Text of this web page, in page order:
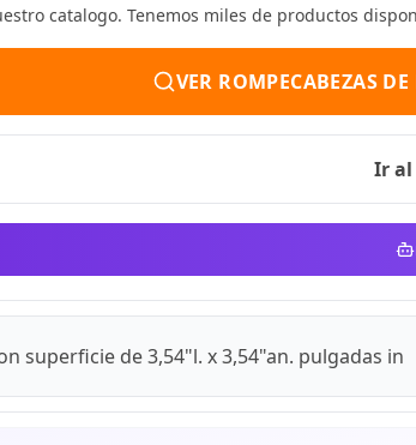
catalogo. Tenemos miles de productos
VER ROMPECABEZAS
Ir
superficie de 3,54"l. x 3,54"an. pulgadas in